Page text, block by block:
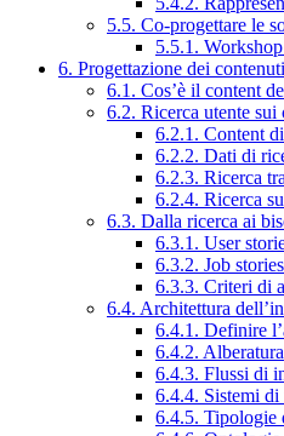
5.5. Co-progettare le
5.5.1.
6. Progettazione dei contenuti
6.1. Cos’è il content
6.2. Ricerca utente
6.2.1. Content
6.2.2. Dati di
6.2.3. Ricerca
6.2.4. Ricerca
6.3. Dalla ricerca ai
6.3.1. User
6.3.2. Job
6.3.3. Criteri di
6.4. Architettura
6.4.1. Definire
6.4.2. Alberatura
6.4.3. Flussi di
6.4.4. Sistemi
6.4.5. Tipologie